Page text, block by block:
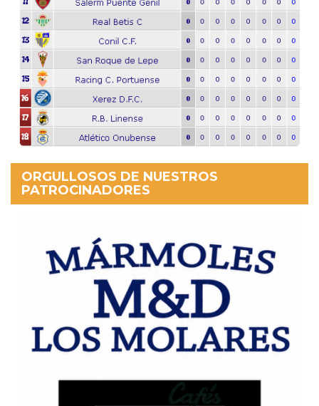
ORGULLOSOS DE NUESTROS
PATROCINADORES